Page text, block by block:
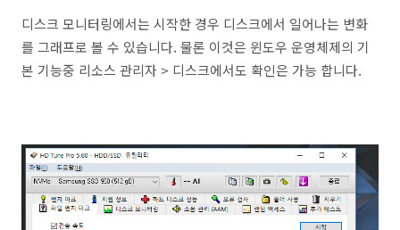
디스크 모니터링에서는 시작한 경우 디스크에서 일어나는 변화
를 그래프로 볼 수 있습니다. 물론 이것은 윈도우 운영체제의 기
본 기능중 리소스 관리자 > 디스크에서도 확인은 가능 합니다.